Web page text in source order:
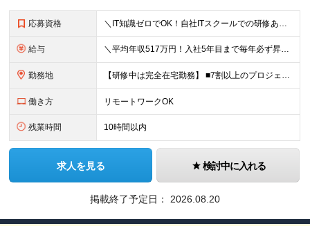
応募資格 ＼IT知識ゼロでOK！自社ITスクールでの研修あり／ ■完全未経験OK(文系出身70％) ■第二新卒歓迎 ■学歴不問 └社会人未経験の方も歓迎します！ 5名以上の採用を予定しているので、同期と入社も
給与 ＼平均年収517万円！入社5年目まで毎年必ず昇給／ ■賞与年3回 ■年収800万円以上も可 ■入社3年以上の平均年収469.2万円 月給23万2000円以上＋賞与年3回＋各種手当 ☆入社5年目まで最
勤務地 【研修中は完全在宅勤務】 ■7割以上のプロジェクトでリモートワークを導入 ■フルリモートもあり ■一都三県のプロジェクト先 ■転居を伴う転勤なし ＜プロジェクト先＞ 東京・神奈川・千葉・埼玉でのプロ
働き方 リモートワークOK
残業時間 10時間以内
求人を見る 検討中に入れる
掲載終了予定日： 2026.08.20